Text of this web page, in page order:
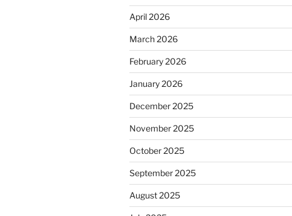
April 2026
March 2026
February 2026
January 2026
December 2025
November 2025
October 2025
September 2025
August 2025